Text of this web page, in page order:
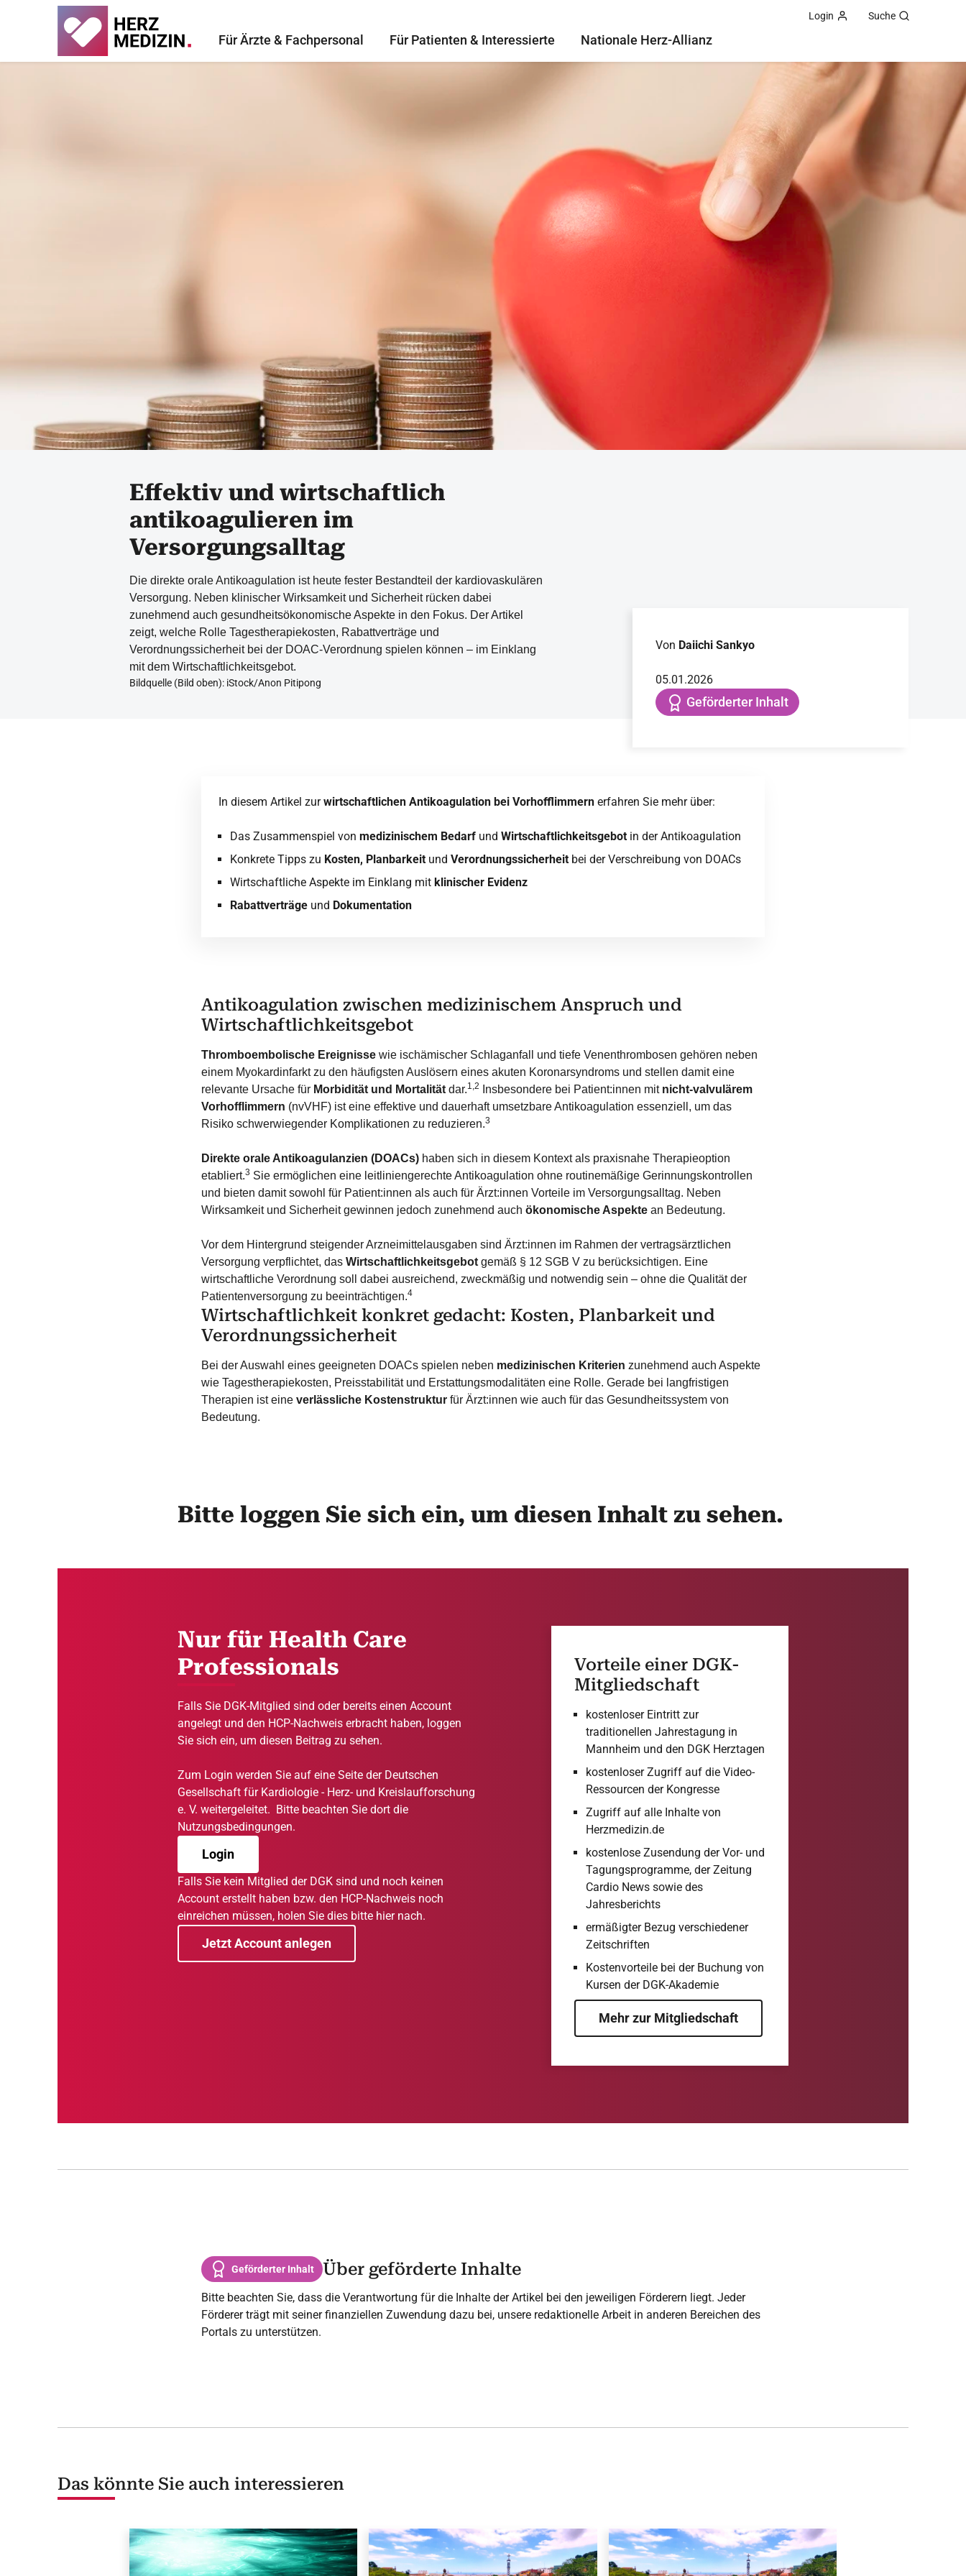
Für Ärzte & Fachpersonal Für Patienten & Interessierte Nationale Herz-Allianz
Login Suche
Effektiv und wirtschaftlich
antikoagulieren im
Versorgungsalltag
Die direkte orale Antikoagulation ist heute fester Bestandteil der kardiovaskulären
Versorgung. Neben klinischer Wirksamkeit und Sicherheit rücken dabei
zunehmend auch gesundheitsökonomische Aspekte in den Fokus. Der Artikel
zeigt, welche Rolle Tagestherapiekosten, Rabattverträge und
Verordnungssicherheit bei der DOAC-Verordnung spielen können – im Einklang
mit dem Wirtschaftlichkeitsgebot.
Bildquelle (Bild oben): iStock/Anon Pitipong
Von Daiichi Sankyo
05.01.2026
Geförderter Inhalt
In diesem Artikel zurwirtschaftlichen Antikoagulation bei Vorhofflimmern erfahren Sie mehr über:
Das Zusammenspiel von medizinischem Bedarf und Wirtschaftlichkeitsgebot in der Antikoagulation
Konkrete Tipps zu Kosten, Planbarkeit und Verordnungssicherheit bei der Verschreibung von DOACs
Wirtschaftliche Aspekte im Einklang mit klinischer Evidenz
Rabattverträge und Dokumentation
Antikoagulation zwischen medizinischem Anspruch und
Wirtschaftlichkeitsgebot
Thromboembolische Ereignisse wie ischämischer Schlaganfall und tiefe Venenthrombosen gehören neben
einem Myokardinfarkt zu den häufigsten Auslösern eines akuten Koronarsyndroms und stellen damit eine
relevante Ursache für Morbidität und Mortalität dar.1,2 Insbesondere bei Patient:innen mit nicht-valvulärem
Vorhofflimmern (nvVHF) ist eine effektive und dauerhaft umsetzbare Antikoagulation essenziell, um das
Risiko schwerwiegender Komplikationen zu reduzieren.3
Direkte orale Antikoagulanzien (DOACs) haben sich in diesem Kontext als praxisnahe Therapieoption
etabliert.3 Sie ermöglichen eine leitliniengerechte Antikoagulation ohne routinemäßige Gerinnungskontrollen
und bieten damit sowohl für Patient:innen als auch für Ärzt:innen Vorteile im Versorgungsalltag. Neben
Wirksamkeit und Sicherheit gewinnen jedoch zunehmend auch ökonomische Aspekte an Bedeutung.
Vor dem Hintergrund steigender Arzneimittelausgaben sind Ärzt:innen im Rahmen der vertragsärztlichen
Versorgung verpflichtet, das Wirtschaftlichkeitsgebot gemäß § 12 SGB V zu berücksichtigen. Eine
wirtschaftliche Verordnung soll dabei ausreichend, zweckmäßig und notwendig sein – ohne die Qualität der
Patientenversorgung zu beeinträchtigen.4
Wirtschaftlichkeit konkret gedacht: Kosten, Planbarkeit und
Verordnungssicherheit
Bei der Auswahl eines geeigneten DOACs spielen neben medizinischen Kriterien zunehmend auch Aspekte
wie Tagestherapiekosten, Preisstabilität und Erstattungsmodalitäten eine Rolle. Gerade bei langfristigen
Therapien ist eine verlässliche Kostenstruktur für Ärzt:innen wie auch für das Gesundheitssystem von
Bedeutung.
Bitte loggen Sie sich ein, um diesen Inhalt zu sehen.
Nur für Health Care
Professionals
Falls Sie DGK-Mitglied sind oder bereits einen Account
angelegt und den HCP-Nachweis erbracht haben, loggen
Sie sich ein, um diesen Beitrag zu sehen.
Zum Login werden Sie auf eine Seite der Deutschen
Gesellschaft für Kardiologie - Herz- und Kreislaufforschung
e. V. weitergeleitet. Bitte beachten Sie dort die
Nutzungsbedingungen.
Login
Falls Sie kein Mitglied der DGK sind und noch keinen
Account erstellt haben bzw. den HCP-Nachweis noch
einreichen müssen, holen Sie dies bitte hier nach.
Jetzt Account anlegen
Vorteile einer DGK-
Mitgliedschaft
kostenloser Eintritt zur
traditionellen Jahrestagung in
Mannheim und den DGK Herztagen
kostenloser Zugriff auf die Video-
Ressourcen der Kongresse
Zugriff auf alle Inhalte von
Herzmedizin.de
kostenlose Zusendung der Vor- und
Tagungsprogramme, der Zeitung
Cardio News sowie des
Jahresberichts
ermäßigter Bezug verschiedener
Zeitschriften
Kostenvorteile bei der Buchung von
Kursen der DGK-Akademie
Mehr zur Mitgliedschaft
Geförderter Inhalt Über geförderte Inhalte
Bitte beachten Sie, dass die Verantwortung für die Inhalte der Artikel bei den jeweiligen Förderern liegt. Jeder
Förderer trägt mit seiner finanziellen Zuwendung dazu bei, unsere redaktionelle Arbeit in anderen Bereichen des
Portals zu unterstützen.
Das könnte Sie auch interessieren